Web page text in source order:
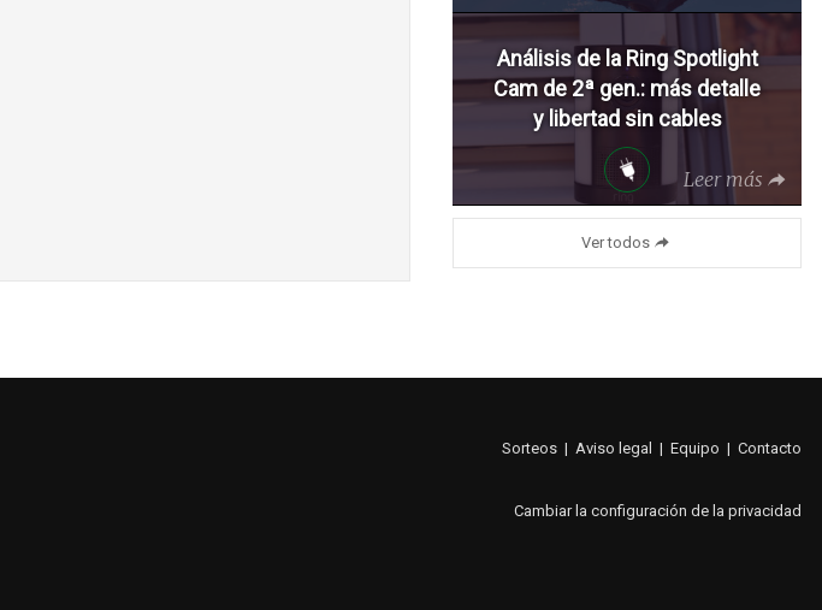
Análisis de la Ring Spotlight
Cam de 2ª gen.: más detalle
y libertad sin cables
Leer más
Ver todos
Sorteos | Aviso legal | Equipo | Contacto
Cambiar la configuración de la privacidad